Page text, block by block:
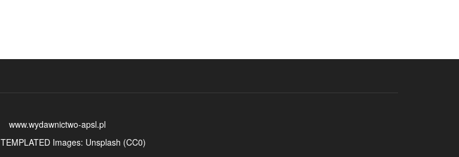
www.wydawnictwo-apsl.pl
TEMPLATEDImages: Unsplash (CC0)